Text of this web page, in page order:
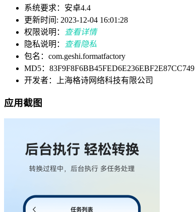
系统要求：安卓4.4
更新时间: 2023-12-04 16:01:28
权限说明：
查看详情
隐私说明：
查看隐私
包名：com.geshi.formatfactory
MD5：83F9F8F6BB45FED6E236EBF2E87CC749
开发者：上海格诗网络科技有限公司
应用截图